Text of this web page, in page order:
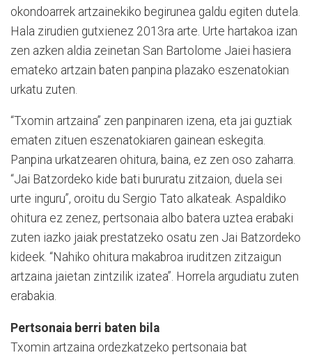
okondoarrek artzainekiko begirunea galdu egiten dutela.
Hala zirudien gutxienez 2013ra arte. Urte hartakoa izan
zen azken aldia zeinetan San Bartolome Jaiei hasiera
emateko artzain baten panpina plazako eszenatokian
urkatu zuten.
“Txomin artzaina” zen panpinaren izena, eta jai guztiak
ematen zituen eszenatokiaren gainean eskegita.
Panpina urkatzearen ohitura, baina, ez zen oso zaharra.
“Jai Batzordeko kide bati bururatu zitzaion, duela sei
urte inguru”, oroitu du Sergio Tato alkateak. Aspaldiko
ohitura ez zenez, pertsonaia albo batera uztea erabaki
zuten iazko jaiak prestatzeko osatu zen Jai Batzordeko
kideek. “Nahiko ohitura makabroa iruditzen zitzaigun
artzaina jaietan zintzilik izatea”. Horrela argudiatu zuten
erabakia.
Pertsonaia berri baten bila
Txomin artzaina ordezkatzeko pertsonaia bat